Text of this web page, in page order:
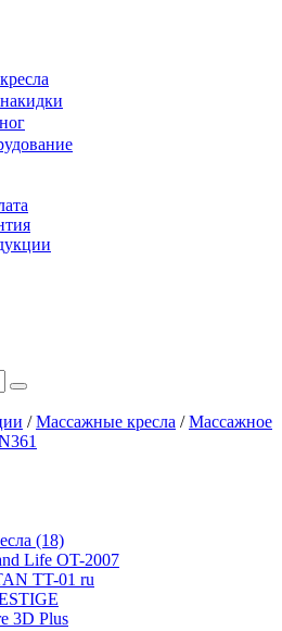
/Массажные кресла /Массажное
(18)
Life OT-2007
TT-01 ru
3D Plus